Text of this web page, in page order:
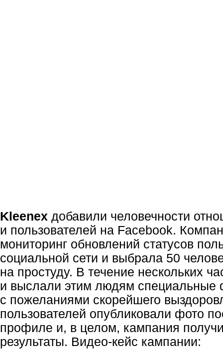
Kleenex добавили человечности
и пользователей на Facebook.
мониторинг обновлений статусов
социальной сети и выбрала 50
на простуду. В течение нескольких
и выслали этим людям
с пожеланиями скорейшего
пользователей опубликовали фото
профиле и, в целом, кампания
результаты. Видео-кейс кампании: